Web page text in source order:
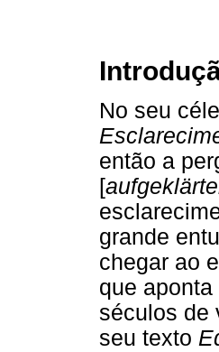
No seu
então a
[
grande
chegar ao
que aponta
séculos de
seu texto